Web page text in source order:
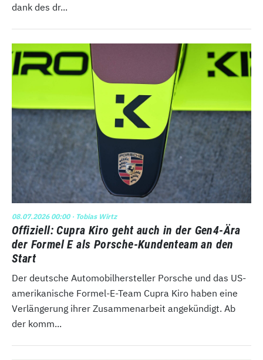
dank des dr...
08.07.2026 00:00· Tobias Wirtz
Offiziell: Cupra Kiro geht auch in der Gen4-Ära
der Formel E als Porsche-Kundenteam an den
Start
Der deutsche Automobilhersteller Porsche und das US-
amerikanische Formel-E-Team Cupra Kiro haben eine
Verlängerung ihrer Zusammenarbeit angekündigt. Ab
der komm...